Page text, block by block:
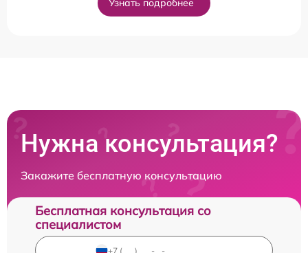
Узнать подробнее
Нужна консультация?
Закажите бесплатную консультацию
Бесплатная консультация со
специалистом